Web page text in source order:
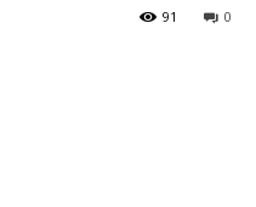
0
91